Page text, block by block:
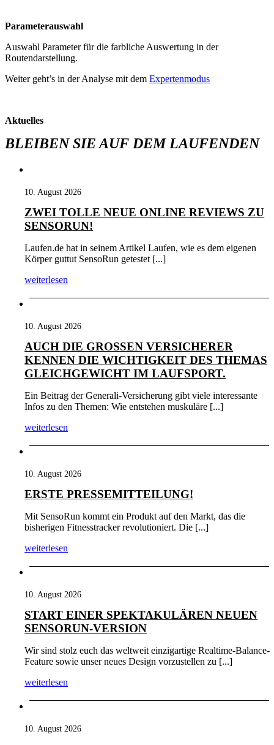
Parameterauswahl
Auswahl Parameter für die farbliche Auswertung in der
Routendarstellung.
Weiter geht’s in der Analyse mit dem Expertenmodus
Aktuelles
BLEIBEN SIE AUF DEM LAUFENDEN
10. August 2026
ZWEI TOLLE NEUE ONLINE REVIEWS ZU
SENSORUN!
Laufen.de hat in seinem Artikel Laufen, wie es dem eigenen
Körper guttut SensoRun getestet [...]
weiterlesen
10. August 2026
AUCH DIE GROSSEN VERSICHERER K
ENNEN DIE WICHTIGKEIT DES THEMAS G
LEICHGEWICHT IM LAUFSPORT.
Ein Beitrag der Generali-Versicherung gibt viele interessante
Infos zu den Themen: Wie entstehen muskuläre [...]
weiterlesen
10. August 2026
ERSTE PRESSEMITTEILUNG!
Mit SensoRun kommt ein Produkt auf den Markt, das die
bisherigen Fitnesstracker revolutioniert. Die [...]
weiterlesen
10. August 2026
START EINER SPEKTAKULÄREN NEUEN
SENSORUN-VERSION
Wir sind stolz euch das weltweit einzigartige Realtime-Balance-
Feature sowie unser neues Design vorzustellen zu [...]
weiterlesen
10. August 2026